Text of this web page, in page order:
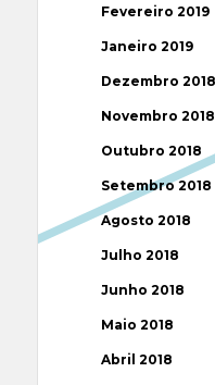
Fevereiro 2019
Janeiro 2019
Dezembro 2018
Novembro 2018
Outubro 2018
Setembro 2018
Agosto 2018
Julho 2018
Junho 2018
Maio 2018
Abril 2018